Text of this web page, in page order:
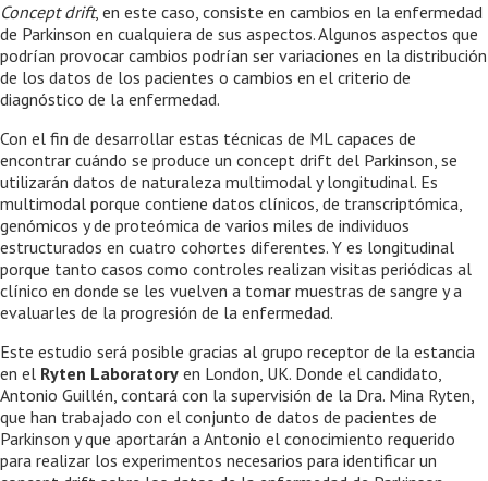
Concept drift, en este caso, consiste en cambios en la enfermedad
de Parkinson en cualquiera de sus aspectos. Algunos aspectos que
podrían provocar cambios podrían ser variaciones en la distribución
de los datos de los pacientes o cambios en el criterio de
diagnóstico de la enfermedad.
Con el fin de desarrollar estas técnicas de ML capaces de
encontrar cuándo se produce un concept drift del Parkinson, se
utilizarán datos de naturaleza multimodal y longitudinal. Es
multimodal porque contiene datos clínicos, de transcriptómica,
genómicos y de proteómica de varios miles de individuos
estructurados en cuatro cohortes diferentes. Y es longitudinal
porque tanto casos como controles realizan visitas periódicas al
clínico en donde se les vuelven a tomar muestras de sangre y a
evaluarles de la progresión de la enfermedad.
Este estudio será posible gracias al grupo receptor de la estancia
en el Ryten Laboratory en London, UK. Donde el candidato,
Antonio Guillén, contará con la supervisión de la Dra. Mina Ryten,
que han trabajado con el conjunto de datos de pacientes de
Parkinson y que aportarán a Antonio el conocimiento requerido
para realizar los experimentos necesarios para identificar un